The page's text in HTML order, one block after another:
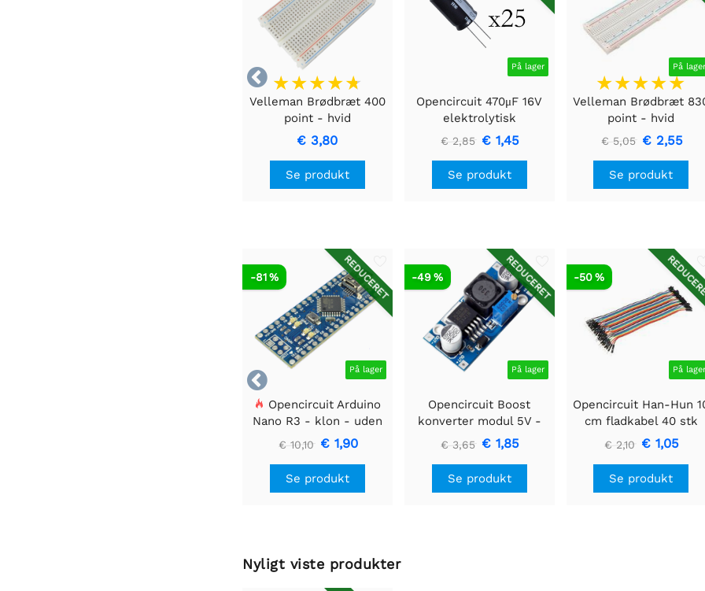

Velleman Brødbræt 400
point - hvid
€ 3,80
Se produkt
På lager
Opencircuit 470μF 16V
elektrolytisk
kondensator - 25 stk
€ 2,85 € 1,45
Se produkt
På
Velleman Brødbræt
point - hvid
€ 5,05 € 2,55
Se produkt

REDUCERET
På lager
-81 %
Opencircuit Arduino
Nano R3 - klon - uden
headere
€ 10,10 € 1,90
Se produkt
REDUCERET
På lager
-49 %
Opencircuit Boost
konverter modul 5V -
35V XL6009
€ 3,65 € 1,85
Se produkt
På
-50 %
Opencircuit Han-Hun
cm fladkabel 40 stk
€ 2,10 € 1,05
Se produkt
Nyligt viste produkter